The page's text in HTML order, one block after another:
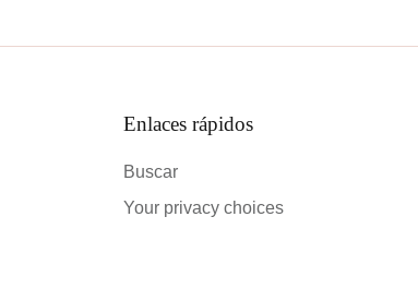
Enlaces rápidos
Buscar
Your privacy choices